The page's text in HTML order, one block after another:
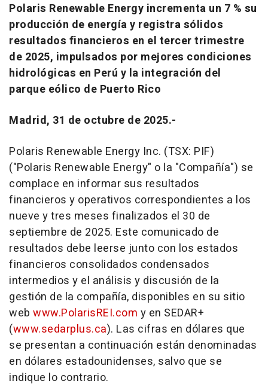
Polaris Renewable Energy incrementa un 7 % su
producción de energía y registra sólidos
resultados financieros en el tercer trimestre
de 2025, impulsados por mejores condiciones
hidrológicas en Perú y la integración del
parque eólico de Puerto Rico
Madrid, 31 de octubre de 2025.-
Polaris Renewable Energy Inc. (TSX: PIF)
("Polaris Renewable Energy" o la "Compañía") se
complace en informar sus resultados
financieros y operativos correspondientes a los
nueve y tres meses finalizados el 30 de
septiembre de 2025. Este comunicado de
resultados debe leerse junto con los estados
financieros consolidados condensados
intermedios y el análisis y discusión de la
gestión de la compañía, disponibles en su sitio
web www.PolarisREI.com y en SEDAR+
(www.sedarplus.ca). Las cifras en dólares que
se presentan a continuación están denominadas
en dólares estadounidenses, salvo que se
indique lo contrario.